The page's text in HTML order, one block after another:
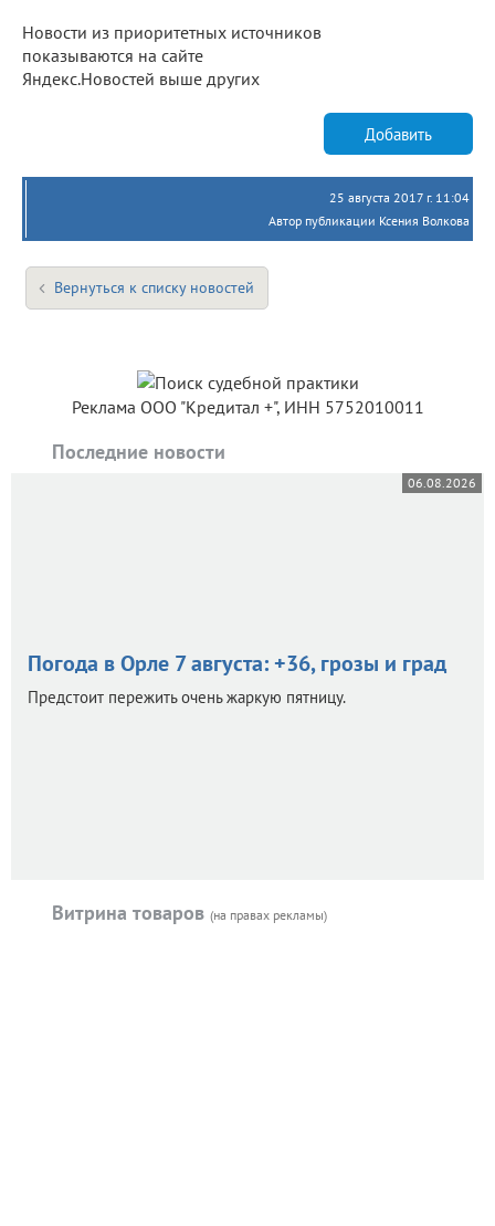
Новости из приоритетных источников
показываются на сайте
Яндекс.Новостей выше других
Добавить
25 августа 2017 г. 11:04
Автор публикации Ксения Волкова
Вернуться к списку новостей
Реклама ООО "Кредитал +", ИНН 5752010011
Последние новости
06.08.2026
Погода в Орле 7 августа: +36, грозы и град
Предстоит пережить очень жаркую пятницу.
Витрина товаров (на правах рекламы)